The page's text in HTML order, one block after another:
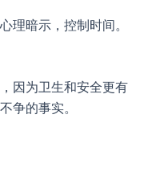
理暗示，控制时间。
因为卫生和安全更有
争的事实。